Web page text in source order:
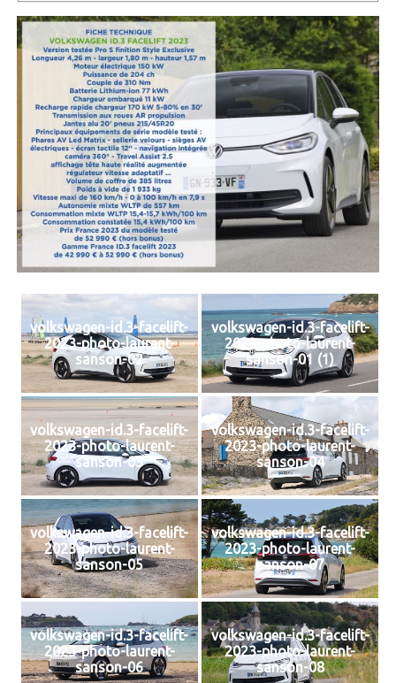
volkswagen-id.3-facelift-
2023-photo-laurent-
sanson-02
volkswagen-id.3-facelift-
2023-photo-laurent-
sanson-01 (1)
volkswagen-id.3-facelift-
2023-photo-laurent-
sanson-03
volkswagen-id.3-facelift-
2023-photo-laurent-
sanson-04
volkswagen-id.3-facelift-
2023-photo-laurent-
sanson-05
volkswagen-id.3-facelift-
2023-photo-laurent-
sanson-07
volkswagen-id.3-facelift-
2023-photo-laurent-
sanson-06
volkswagen-id.3-facelift-
2023-photo-laurent-
sanson-08